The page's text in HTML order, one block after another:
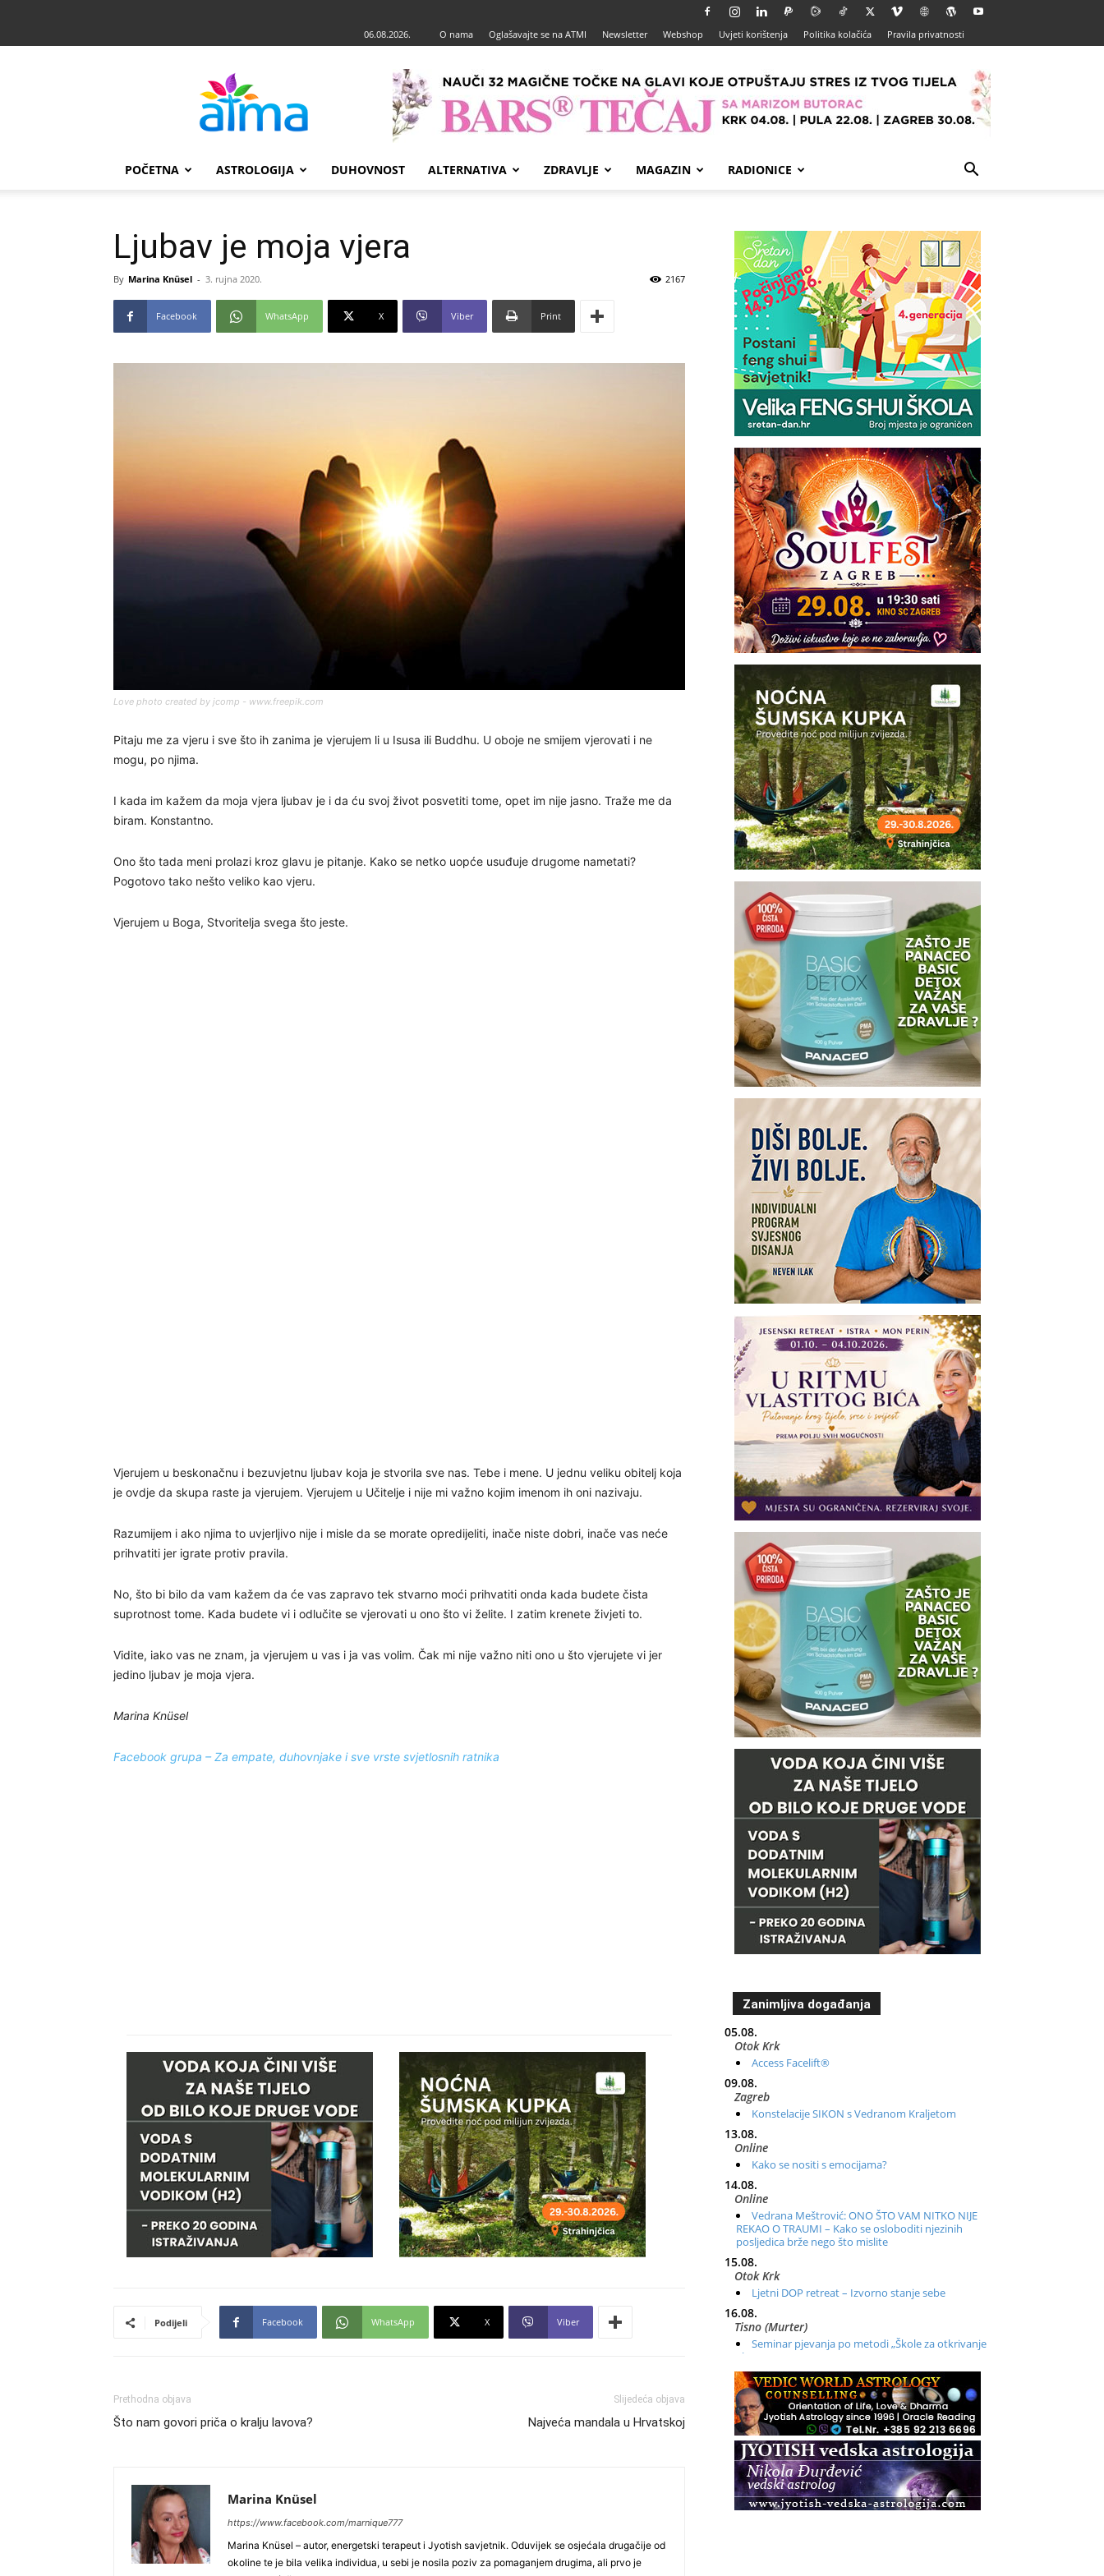
06.08.2026. O nama Oglašavajte se na ATMI Newsletter Webshop Uvjeti korištenja Politika kolačića Pravila privatnosti
POČETNA ASTROLOGIJA DUHOVNOST ALTERNATIVA ZDRAVLJE MAGAZIN RADIONICE
Ljubav je moja vjera
By Marina Knüsel - 3. rujna 2020. 2167
Facebook WhatsApp X Viber Print
Love photo created by jcomp - www.freepik.com
Pitaju me za vjeru i sve što ih zanima je vjerujem li u Isusa ili Buddhu. U oboje ne smijem vjerovati i ne
mogu, po njima.
I kada im kažem da moja vjera ljubav je i da ću svoj život posvetiti tome, opet im nije jasno. Traže me da
biram. Konstantno.
Ono što tada meni prolazi kroz glavu je pitanje. Kako se netko uopće usuđuje drugome nametati?
Pogotovo tako nešto veliko kao vjeru.
Vjerujem u Boga, Stvoritelja svega što jeste.
Vjerujem u beskonačnu i bezuvjetnu ljubav koja je stvorila sve nas. Tebe i mene. U jednu veliku obitelj koja
je ovdje da skupa raste ja vjerujem. Vjerujem u Učitelje i nije mi važno kojim imenom ih oni nazivaju.
Razumijem i ako njima to uvjerljivo nije i misle da se morate opredijeliti, inače niste dobri, inače vas neće
prihvatiti jer igrate protiv pravila.
No, što bi bilo da vam kažem da će vas zapravo tek stvarno moći prihvatiti onda kada budete čista
suprotnost tome. Kada budete vi i odlučite se vjerovati u ono što vi želite. I zatim krenete živjeti to.
Vidite, iako vas ne znam, ja vjerujem u vas i ja vas volim. Čak mi nije važno niti ono u što vjerujete vi jer
jedino ljubav je moja vjera.
Marina Knüsel
Facebook grupa – Za empate, duhovnjake i sve vrste svjetlosnih ratnika
Podijeli Facebook WhatsApp X Viber
Prethodna objava
Što nam govori priča o kralju lavova?
Slijedeća objava
Najveća mandala u Hrvatskoj
Marina Knüsel
https://www.facebook.com/marnique777
Marina Knüsel – autor, energetski terapeut i Jyotish savjetnik. Oduvijek se osjećala drugačije od
okoline te je bila velika individua, u sebi je nosila poziv za pomaganjem drugima, ali prvo je
Zanimljiva događanja
05.08.
Otok Krk
Access Facelift®
09.08.
Zagreb
Konstelacije SIKON s Vedranom Kraljetom
13.08.
Online
Kako se nositi s emocijama?
14.08.
Online
Vedrana Meštrović: ONO ŠTO VAM NITKO NIJE
REKAO O TRAUMI – Kako se osloboditi njezinih
posljedica brže nego što mislite
15.08.
Otok Krk
Ljetni DOP retreat – Izvorno stanje sebe
16.08.
Tisno (Murter)
Seminar pjevanja po metodi „Škole za otkrivanje
glasa“
20.08.
Online
Radionica: Pomagači iz drugih dimenzija Online –
otvoreno za sve
21.08.
Zagreb+Online
Osnovni ThetaHealing® tečaj, Zagreb i Online
22.08.
Pula